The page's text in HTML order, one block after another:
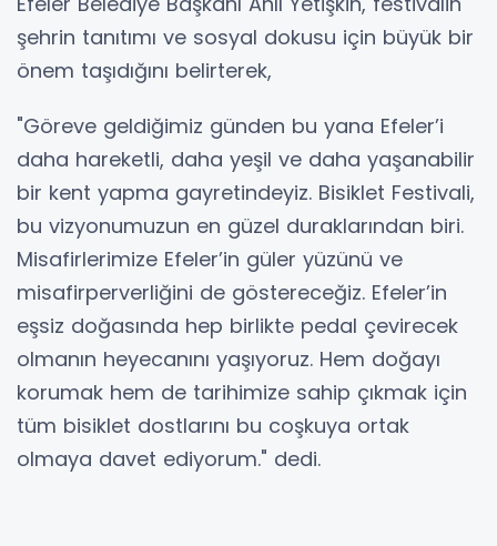
şehrin tanıtımı ve sosyal dokusu için büyük bir
önem taşıdığını belirterek,
"Göreve geldiğimiz günden bu yana Efeler’i
daha hareketli, daha yeşil ve daha yaşanabilir
bir kent yapma gayretindeyiz. Bisiklet Festivali,
bu vizyonumuzun en güzel duraklarından biri.
Misafirlerimize Efeler’in güler yüzünü ve
misafirperverliğini de göstereceğiz. Efeler’in
eşsiz doğasında hep birlikte pedal çevirecek
olmanın heyecanını yaşıyoruz. Hem doğayı
korumak hem de tarihimize sahip çıkmak için
tüm bisiklet dostlarını bu coşkuya ortak
olmaya davet ediyorum." dedi.